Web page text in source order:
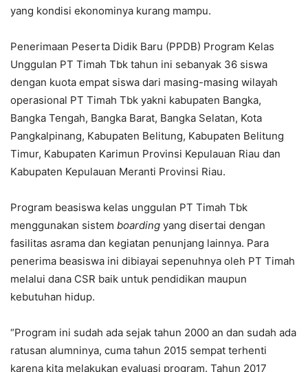
yang kondisi ekonominya kurang mampu.
Penerimaan Peserta Didik Baru (PPDB) Program Kelas
Unggulan PT Timah Tbk tahun ini sebanyak 36 siswa
dengan kuota empat siswa dari masing-masing wilayah
operasional PT Timah Tbk yakni kabupaten Bangka,
Bangka Tengah, Bangka Barat, Bangka Selatan, Kota
Pangkalpinang, Kabupaten Belitung, Kabupaten Belitung
Timur, Kabupaten Karimun Provinsi Kepulauan Riau dan
Kabupaten Kepulauan Meranti Provinsi Riau.
Program beasiswa kelas unggulan PT Timah Tbk
menggunakan sistem boarding yang disertai dengan
fasilitas asrama dan kegiatan penunjang lainnya. Para
penerima beasiswa ini dibiayai sepenuhnya oleh PT Timah
melalui dana CSR baik untuk pendidikan maupun
kebutuhan hidup.
“Program ini sudah ada sejak tahun 2000 an dan sudah ada
ratusan alumninya, cuma tahun 2015 sempat terhenti
karena kita melakukan evaluasi program. Tahun 2017